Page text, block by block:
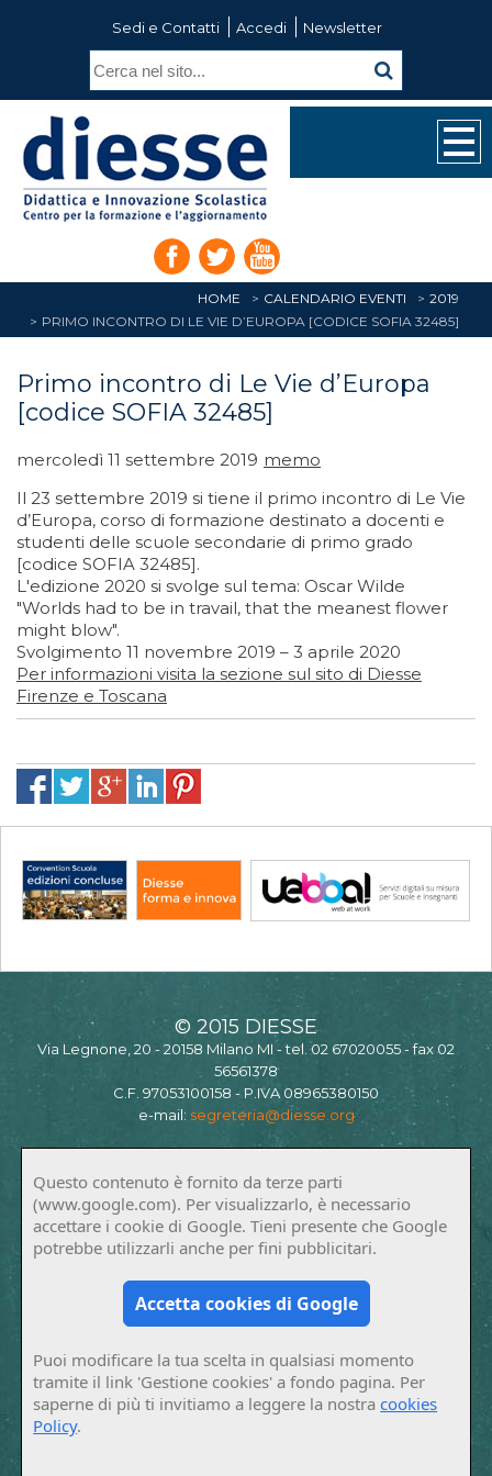
Sedi e Contatti Accedi Newsletter
HOME CALENDARIO EVENTI
2019
PRIMO INCONTRO DI LE VIE D’EUROPA [CODICE SOFIA 32485]
Primo incontro di Le Vie d’Europa
[codice SOFIA 32485]
mercoledì 11 settembre 2019 memo
Il 23 settembre 2019 si tiene il primo incontro di Le Vie
d’Europa, corso di formazione destinato a docenti e
studenti delle scuole secondarie di primo grado
[codice SOFIA 32485].
L'edizione 2020 si svolge sul tema: Oscar Wilde
"Worlds had to be in travail, that the meanest flower
might blow".
Svolgimento 11 novembre 2019 – 3 aprile 2020
Per informazioni visita la sezione sul sito di Diesse
Firenze e Toscana
© 2015 DIESSE
Via Legnone, 20 - 20158 Milano MI - tel. 02 67020055 - fax 02
56561378
C.F. 97053100158 - P.IVA 08965380150
e-mail: segreteria@diesse.org
Questo contenuto è fornito da terze parti
(www.google.com). Per visualizzarlo, è necessario
accettare i cookie di Google. Tieni presente che Google
potrebbe utilizzarli anche per fini pubblicitari.
Accetta cookies di Google
Puoi modificare la tua scelta in qualsiasi momento
tramite il link 'Gestione cookies' a fondo pagina. Per
saperne di più ti invitiamo a leggere la nostracookies
Policy.